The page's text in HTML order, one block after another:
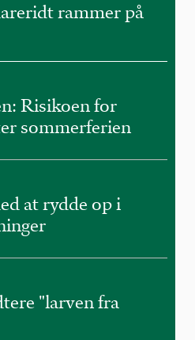
rammer på
Risikoen for
sommerferien
at rydde op i
"larven fra